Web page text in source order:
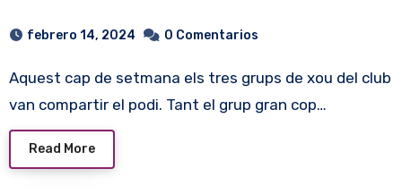
febrero 14, 2024 0 Comentarios
Aquest cap de setmana els tres grups de xou del club
van compartir el podi. Tant el grup gran cop…
Read More